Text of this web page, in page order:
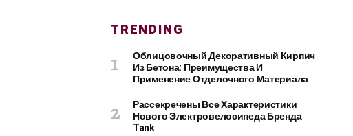
TRENDING
Облицовочный Декоративный Кирпич
Из Бетона: Преимущества И
Применение Отделочного Материала
Рассекречены Все Характеристики
Нового Электровелосипеда Бренда
Tank